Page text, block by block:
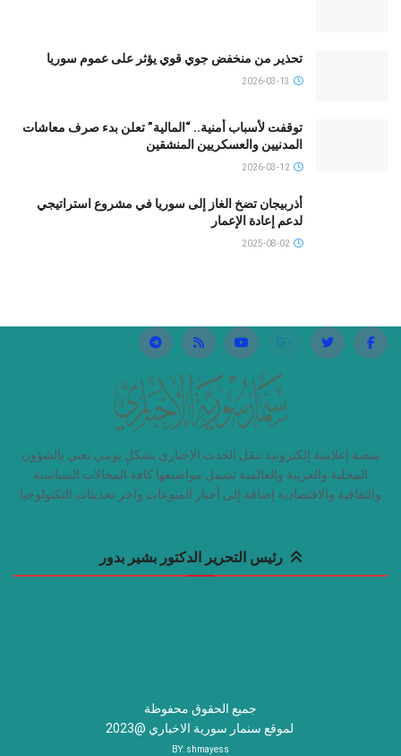
تحذير من منخفض جوي قوي يؤثر على عموم سوريا
توقفت لأسباب أمنية.. “المالية” تعلن بدء صرف معاشات
المدنيين والعسكريين المنشقين
أذربيجان تضخ الغاز إلى سوريا في مشروع استراتيجي
لدعم إعادة الإعمار
منصة إعلامية إلكترونية تنقل الحدث الإخباري بشكلٍ يومي تعني بالشؤون
المحلية والعربية والعالمية تشمل مواضيعها كافة المجالات السياسية
والثقافية والاقتصادية إضافة إلى أخبار المنوعات وآخر تحديثات التكنولوجيا
رئيس التحرير الدكتور بشير بدور
جميع الحقوق محفوظة
لموقع سنمار سورية الاخباري @2023
BY: shmayess